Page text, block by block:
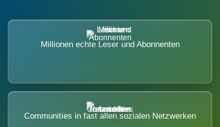
Millionen echte Leser und Abonnenten
Communities in fast allen sozialen Netzwerken